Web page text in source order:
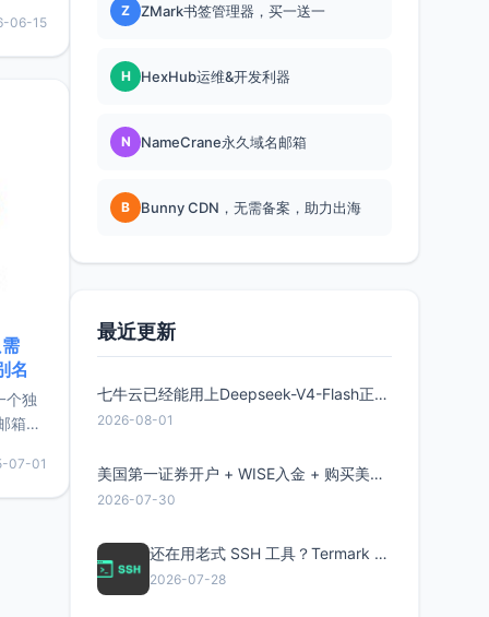
它还
06-15
名
个独
箱等
较有
惠的
07-01
Z ZMark书签管理器，买一送一
H HexHub运维&开发利器
N NameCrane永久域名邮箱
B Bunny CDN，无需备案，助力出海
最近更新
七牛云已经能用上Deepseek-V4-Flash正式版了，点此领取300万Token
2026-08-01
美国第一证券开户 + WISE入金 + 购买美股全流程分享
2026-07-30
还在用老式 SSH 工具？Termark 新一代跨平台智能SSH客户端了解一下
2026-07-28